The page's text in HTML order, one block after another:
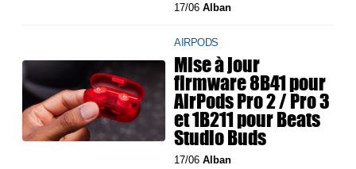
17/06Alban
AIRPODS
Mise à jour
firmware 8B41 pour
AirPods Pro 2 / Pro 3
et 1B211 pour Beats
Studio Buds
17/06Alban